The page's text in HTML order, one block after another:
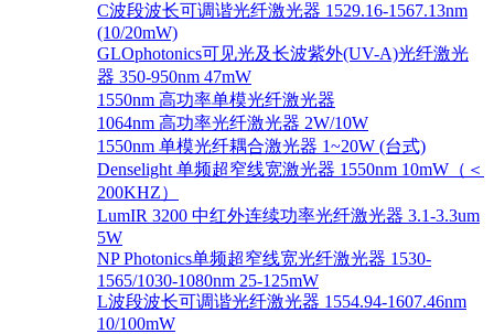
C波段波长可调谐光纤激光器 1529.16-1567.13nm
(10/20mW)
GLOphotonics可见光及长波紫外(UV-A)光纤激光
器 350-950nm 47mW
1550nm 高功率单模光纤激光器
1064nm 高功率光纤激光器 2W/10W
1550nm 单模光纤耦合激光器 1~20W (台式)
Denselight 单频超窄线宽激光器 1550nm 10mW（＜
200KHZ）
LumIR 3200 中红外连续功率光纤激光器 3.1-3.3um
5W
NP Photonics单频超窄线宽光纤激光器 1530-
1565/1030-1080nm 25-125mW
L波段波长可调谐光纤激光器 1554.94-1607.46nm
10/100mW